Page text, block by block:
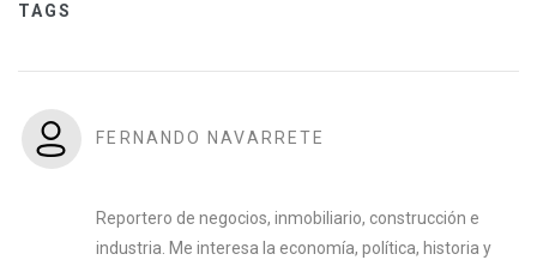
TAGS
FERNANDO NAVARRETE
Reportero de negocios, inmobiliario, construcción e
industria. Me interesa la economía, política, historia y